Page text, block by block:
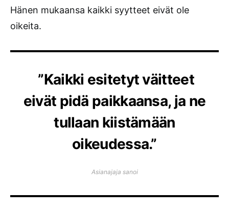
Hänen mukaansa kaikki syytteet eivät ole
oikeita.
”Kaikki esitetyt väitteet
eivät pidä paikkaansa, ja ne
tullaan kiistämään
oikeudessa.”
Asianajaja sanoi